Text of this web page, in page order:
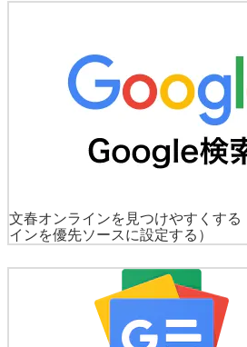
文春オンラインを見つけやすくする
インを優先ソースに設定する）